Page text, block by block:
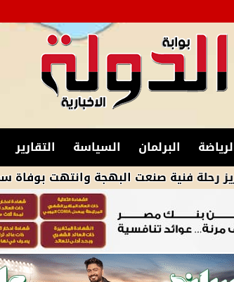
البرلمان السياسة التقارير
صنعت البهجة وانتهت بوفاة سمير غانم ..